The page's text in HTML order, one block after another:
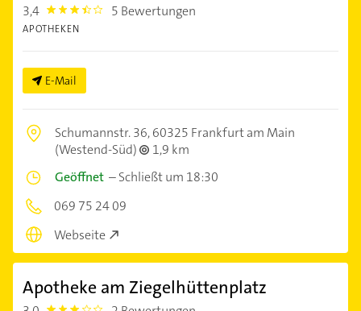
3,4 3.4 5 Bewertungen
APOTHEKEN
E-Mail
Schumannstr. 36,60325 Frankfurt am Main
(Westend-Süd)
1,9 km
Geöffnet –Schließt um 18:30
069 75 24 09
Webseite
Apotheke am Ziegelhüttenplatz